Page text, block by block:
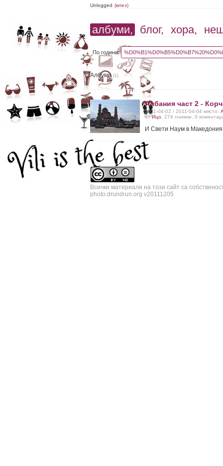
Unlogged (влез)
албуми, блог, хора,
По години:
Албуми(1)
Албания част 2 -
2011-04-02 / 2011-04-04 място:
отИцо , 274 снимки, 0
И Свети Наум в Македония
Всички материали на този сайт са
photo.drundrun.org v20111205